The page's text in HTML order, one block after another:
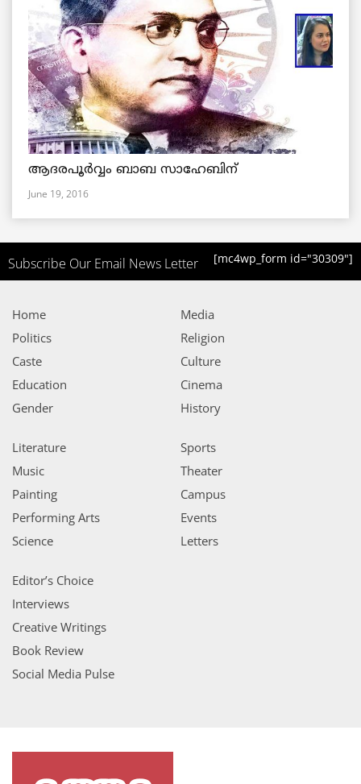
ആദരപൂര്‍വ്വം ബാബ സാഹേബിന്
June 19, 2016
Subscribe Our Email News Letter [mc4wp_form id="30309"]
Home
Politics
Caste
Education
Gender
Media
Religion
Culture
Cinema
History
Literature
Music
Painting
Performing Arts
Science
Sports
Theater
Campus
Events
Letters
Editor’s Choice
Interviews
Creative Writings
Book Review
Social Media Pulse